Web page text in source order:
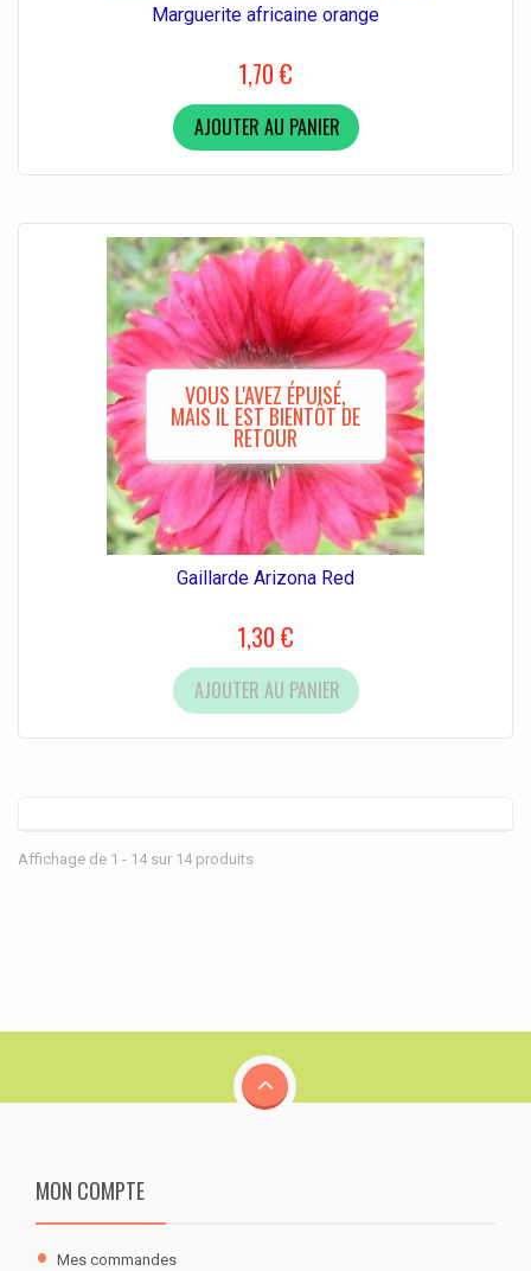
Marguerite africaine orange
1,70 €
AJOUTER AU PANIER
VOUS L'AVEZ ÉPUISÉ,
MAIS IL EST BIENTÔT DE
RETOUR
Gaillarde Arizona Red
1,30 €
AJOUTER AU PANIER
Affichage de 1 - 14 sur 14 produits
MON COMPTE
Mes commandes